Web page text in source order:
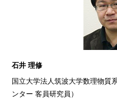
石井 理修
国立大学法人筑波大学数理物
ンター 客員研究員）